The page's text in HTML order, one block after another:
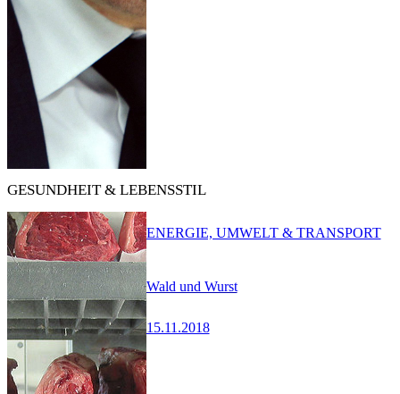
GESUNDHEIT & LEBENSSTIL
Wald und Wurst
15.11.2018
ENERGIE, UMWELT & TRANSPORT